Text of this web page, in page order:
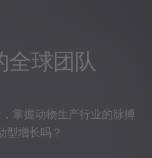
全球团队
掌握动物生产行业的脉搏
型增长吗？